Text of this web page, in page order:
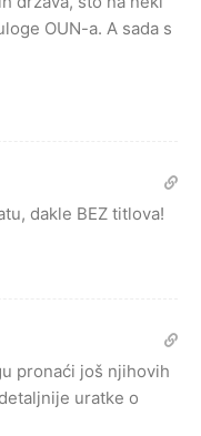
OUN-a. A sada s
dakle BEZ titlova!
pronaći još njihovih
uratke o